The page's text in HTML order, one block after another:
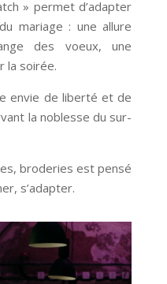
» permet d’adapter
mariage : une allure
des voeux, une
la soirée.
envie de liberté et de
la noblesse du sur-
broderies est pensé
s’adapter.